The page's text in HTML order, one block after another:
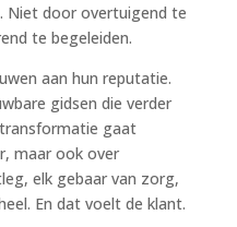
Niet door overtuigend te
te begeleiden.
aan hun reputatie.
gidsen die verder
gaat
maar ook over
elk gebaar van zorg,
En dat voelt de klant.